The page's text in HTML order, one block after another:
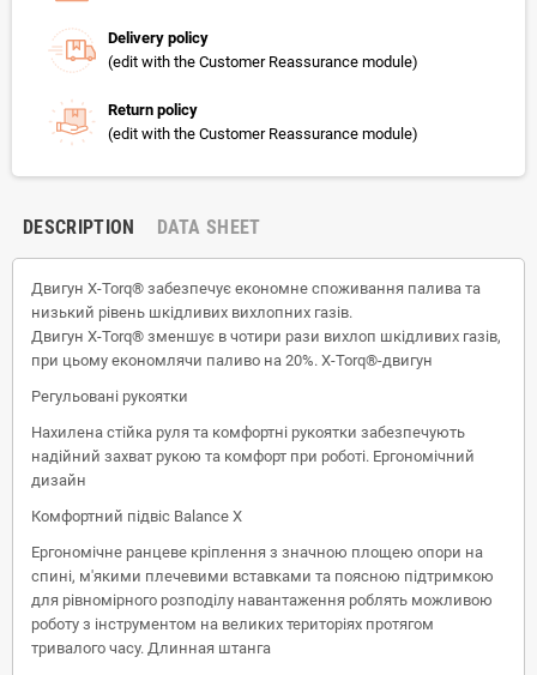
Delivery policy
(edit with the Customer Reassurance module)
Return policy
(edit with the Customer Reassurance module)
DESCRIPTION DATA SHEET
Двигун X-Torq® забезпечує економне споживання палива та
низький рівень шкідливих вихлопних газів.
Двигун X-Torq® зменшує в чотири рази вихлоп шкідливих газів,
при цьому економлячи паливо на 20%. X-Torq®-двигун
Регульовані рукоятки
Нахилена стійка руля та комфортні рукоятки забезпечують
надійний захват рукою та комфорт при роботі. Ергономічний
дизайн
Комфортний підвіс Balance X
Ергономічне ранцеве кріплення з значною площею опори на
спині, м'якими плечевими вставками та поясною підтримкою
для рівномірного розподілу навантаження роблять можливою
роботу з інструментом на великих територіях протягом
тривалого часу. Длинная штанга